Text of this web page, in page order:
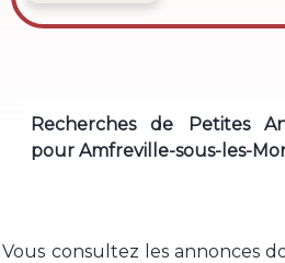
Recherches de Petites
pour Amfreville-sous-les-
Vous consultez les annonces